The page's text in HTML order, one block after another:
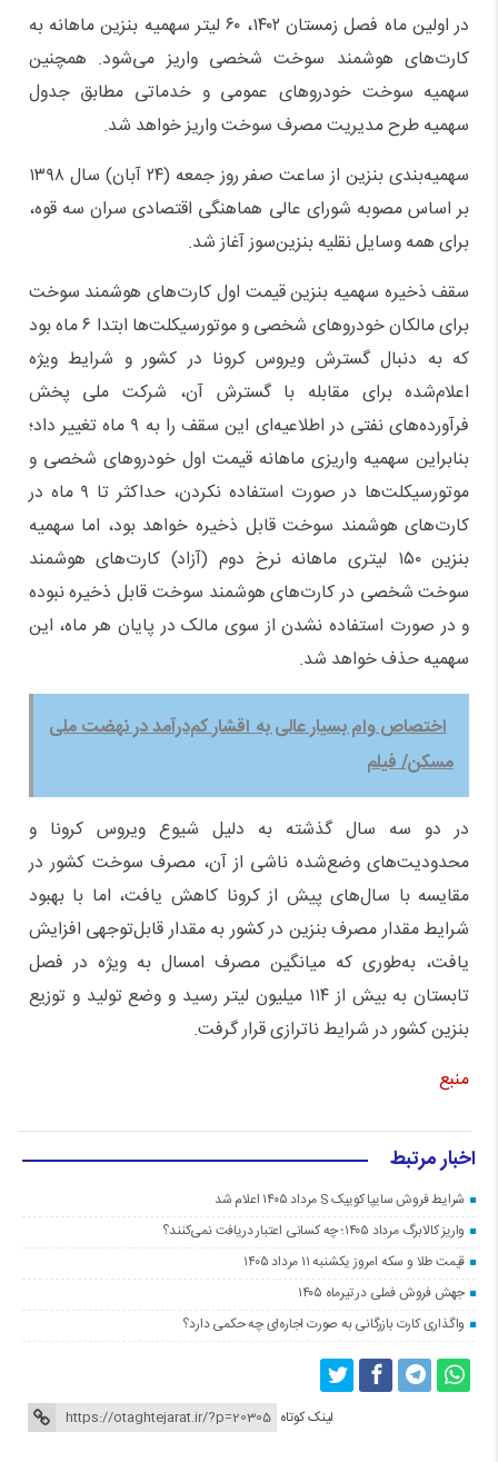
در اولین ماه فصل زمستان ۱۴۰۲، ۶۰ لیتر سهمیه بنزین ماهانه به
کارت‌های هوشمند سوخت شخصی واریز می‌شود. همچنین
سهمیه سوخت خودروهای عمومی و خدماتی مطابق جدول
سهمیه طرح مدیریت مصرف سوخت واریز خواهد شد.
سهمیه‌بندی بنزین از ساعت صفر روز جمعه (۲۴ آبان) سال ۱۳۹۸
بر اساس مصوبه شورای عالی هماهنگی اقتصادی سران سه قوه،
برای همه وسایل نقلیه بنزین‌سوز آغاز شد.
سقف ذخیره سهمیه بنزین قیمت اول کارت‌های هوشمند سوخت
برای مالکان خودروهای شخصی و موتورسیکلت‌ها ابتدا ۶ ماه بود
که به‌ دنبال گسترش ویروس کرونا در کشور و شرایط ویژه
اعلام‌شده برای مقابله با گسترش آن، شرکت ملی پخش
فرآورده‌های نفتی در اطلاعیه‌ای این سقف را به ۹ ماه تغییر داد؛
بنابراین سهمیه واریزی ماهانه قیمت اول خودروهای شخصی و
موتورسیکلت‌ها در صورت استفاده نکردن، حداکثر تا ۹ ماه در
کارت‌های هوشمند سوخت قابل ذخیره خواهد بود، اما سهمیه
بنزین ۱۵۰ لیتری ماهانه نرخ دوم (آزاد) کارت‌های هوشمند
سوخت شخصی در کارت‌های هوشمند سوخت قابل ذخیره نبوده
و در صورت استفاده نشدن از سوی مالک در پایان هر ماه، این
سهمیه حذف خواهد شد.
اختصاص وام بسیار عالی به اقشار کم‌درآمد در نهضت ملی
مسکن/ فیلم
در دو سه سال گذشته به‌ دلیل شیوع ویروس کرونا و
محدودیت‌های وضع‌شده ناشی از آن، مصرف سوخت کشور در
مقایسه با سال‌های پیش از کرونا کاهش یافت، اما با بهبود
شرایط مقدار مصرف بنزین در کشور به مقدار قابل‌توجهی افزایش
یافت، به‌طوری که میانگین مصرف امسال به‌ ویژه در فصل
تابستان به بیش از ۱۱۴ میلیون لیتر رسید و وضع تولید و توزیع
بنزین کشور در شرایط ناترازی قرار گرفت.
منبع
اخبار مرتبط
شرایط فروش سایپا کوییک S مرداد ۱۴۰۵ اعلام شد
واریز کالابرگ مرداد ۱۴۰۵؛ چه کسانی اعتبار دریافت نمی‌کنند؟
قیمت طلا و سکه امروز یکشنبه ۱۱ مرداد ۱۴۰۵
جهش فروش فملی در تیرماه ۱۴۰۵
واگذاری کارت بازرگانی به صورت اجاره‌ای چه حکمی دارد؟
لینک کوتاه